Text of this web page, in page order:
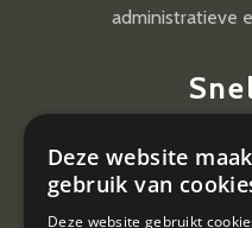
administratieve
Deze website
gebruik van
Deze website gebruikt